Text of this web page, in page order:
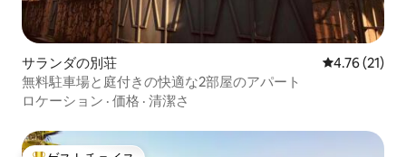
サランダの別荘 レビュー21
4.76 (21)
無料駐車場と庭付きの快適な2部屋のアパート
ロケーション · 価格 · 清潔さ